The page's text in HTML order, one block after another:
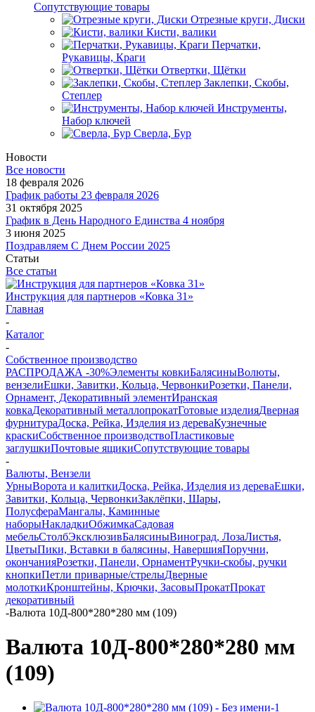
Сопутствующие товары
Отрезные круги, Диски
Кисти, валики
Перчатки,
Рукавицы, Краги
Отвертки, Щётки
Заклепки, Скобы,
Степлер
Инструменты,
Набор ключей
Сверла, Бур
Новости
Все новости
18 февраля 2026
График работы 23 февраля 2026
31 октября 2025
График в День Народного Единства 4 ноября
3 июня 2025
Поздравляем С Днем России 2025
Статьи
Все статьи
Инструкция для партнеров «Ковка 31»
Главная
-
Каталог
-
Собственное производство
РАСПРОДАЖА -30%Элементы ковкиБалясиныВолюты,
вензелиЕшки, Завитки, Кольца, ЧервонкиРозетки, Панели,
Орнамент, Декоративный элементИранская
ковкаДекоративный металлопрокатГотовые изделияДверная
фурнитураДоска, Рейка, Изделия из дереваКузнечные
краскиСобственное производствоПластиковые
заглушкиПочтовые ящикиСопутствующие товары
-
Валюты, Вензели
УрныВорота и калиткиДоска, Рейка, Изделия из дереваЕшки,
Завитки, Кольца, ЧервонкиЗаклёпки, Шары,
ПолусфераМангалы, Каминные
наборыНакладкиОбжимкаСадовая
мебельСтолбЭксклюзивБалясиныВиноград, ЛозаЛистья,
ЦветыПики, Вставки в балясины, НавершияПоручни,
окончанияРозетки, Панели, ОрнаментРучки-скобы, ручки
кнопкиПетли приварные/стрелыДверные
молоткиКронштейны, Крючки, ЗасовыПрокатПрокат
декоративный
-Валюта 10Д-800*280*280 мм (109)
Валюта 10Д-800*280*280 мм
(109)